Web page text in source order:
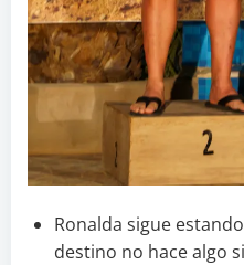
Ronalda sigue
destino no hace algo